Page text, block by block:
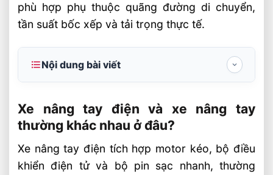
phù hợp phụ thuộc quãng đường di chuyển,
tần suất bốc xếp và tải trọng thực tế.
Nội dung bài viết
khác nhau ở đâu?
Cấu hình kỹ thuật quyết định hiệu suất
vận hành
Tiêu chí chọn theo môi trường làm việc
Xe nâng tay điện và xe nâng tay
thường khác nhau ở đâu?
Xe nâng tay điện tích hợp motor kéo, bộ điều
khiển điện tử và bộ pin sạc nhanh, thường